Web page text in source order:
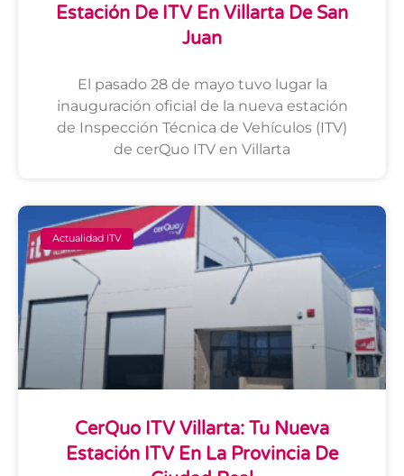
Estación De ITV En Villarta De San
Juan
El pasado 28 de mayo tuvo lugar la
inauguración oficial de la nueva estación
de Inspección Técnica de Vehículos (ITV)
de cerQuo ITV en Villarta
Actualidad ITV
CerQuo ITV Villarta: Tu Nueva
Estación ITV En La Provincia De